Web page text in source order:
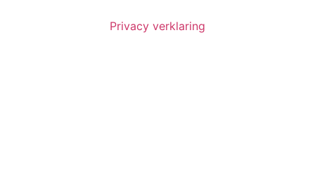
Privacy verklaring